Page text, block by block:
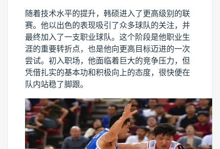
随着技术水平的提升，韩硕进入了更高级别的联
赛。他以出色的表现吸引了众多球队的关注，并
最终加入了一支职业球队。这个阶段是他职业生
涯的重要转折点，也是他向更高目标迈进的一次
尝试。初入职场，他面临着巨大的竞争压力，但
凭借扎实的基本功和积极向上的态度，很快便在
队内站稳了脚跟。